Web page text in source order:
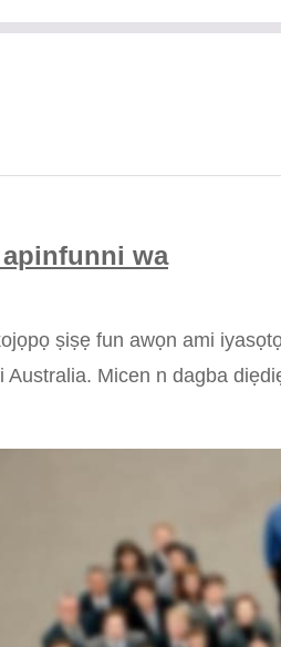
apinfunni wa
ṣiṣẹ fun awọn ami
Micen n dagba